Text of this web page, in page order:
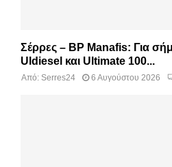
Σέρρες – BP Manafis: Για
Uldiesel και Ultimate 100...
Από: Serres24 6 Αυγούστου 2026